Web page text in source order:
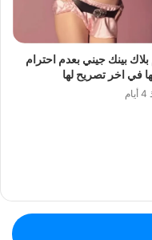
بلاك بينك جيني بعدم احترام
في اخر تصريح لها